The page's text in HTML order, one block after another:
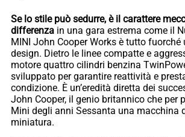
Se lo stile può sedurre, è il carattere
differenza in una gara estrema come il
MINI John Cooper Works è tutto fuorché
design. Dietro le linee compatte e
motore quattro cilindri benzina
sviluppato per garantire reattività e
condizione. È un’eredità diretta dei
John Cooper, il genio britannico che per
Mini degli anni Sessanta una macchina
miniatura.